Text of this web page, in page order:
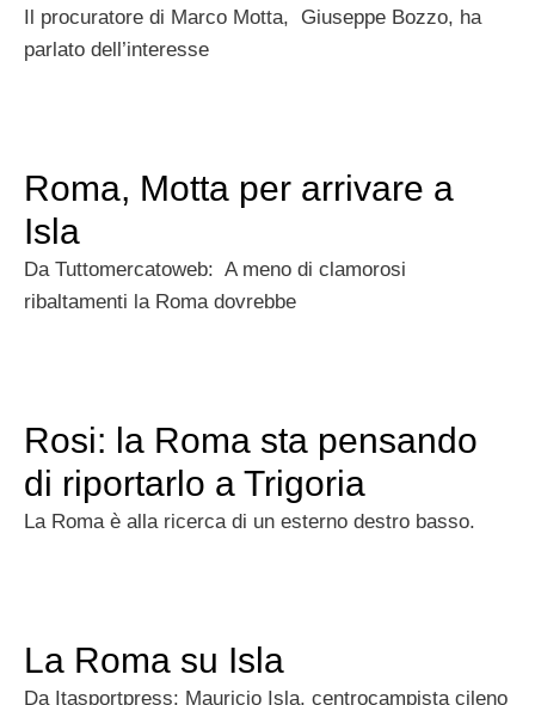
Il procuratore di Marco Motta, Giuseppe Bozzo, ha
parlato dell’interesse
Roma, Motta per arrivare a
Isla
Da Tuttomercatoweb: A meno di clamorosi
ribaltamenti la Roma dovrebbe
Rosi: la Roma sta pensando
di riportarlo a Trigoria
La Roma è alla ricerca di un esterno destro basso.
La Roma su Isla
Da Itasportpress: Mauricio Isla, centrocampista cileno